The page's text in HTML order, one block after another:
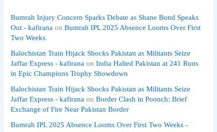
Bumrah Injury Concern Sparks Debate as Shane Bond Speaks
Out - kafirana onBumrah IPL 2025 Absence Looms Over First
Two Weeks
Balochistan Train Hijack Shocks Pakistan as Militants Seize
Jaffar Express - kafirana onIndia Halted Pakistan at 241 Runs
in Epic Champions Trophy Showdown
Balochistan Train Hijack Shocks Pakistan as Militants Seize
Jaffar Express - kafirana onBorder Clash in Poonch: Brief
Exchange of Fire Near Pakistan Border
Bumrah IPL 2025 Absence Looms Over First Two Weeks -